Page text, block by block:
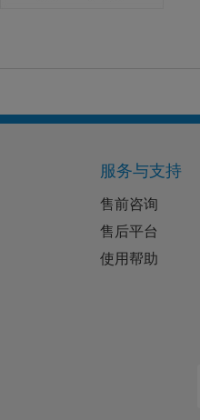
服务与支持
售前咨询
售后平台
使用帮助